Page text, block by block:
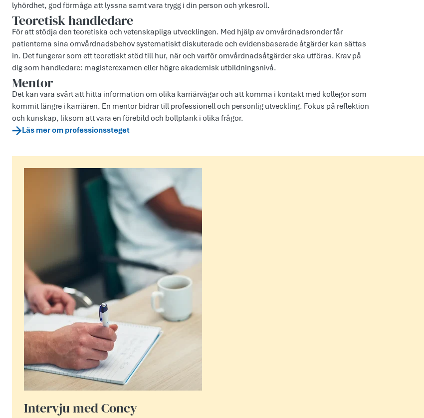
lyhördhet, god förmåga att lyssna samt vara trygg i din person och yrkesroll.
Teoretisk handledare
För att stödja den teoretiska och vetenskapliga utvecklingen. Med hjälp av omvårdnadsronder får
patienterna sina omvårdnadsbehov systematiskt diskuterade och evidensbaserade åtgärder kan sättas
in. Det fungerar som ett teoretiskt stöd till hur, när och varför omvårdnadsåtgärder ska utföras. Krav på
dig som handledare: magisterexamen eller högre akademisk utbildningsnivå.
Mentor
Det kan vara svårt att hitta information om olika karriärvägar och att komma i kontakt med kollegor som
kommit längre i karriären. En mentor bidrar till professionell och personlig utveckling. Fokus på reﬂektion
och kunskap, liksom att vara en förebild och bollplank i olika frågor.
Läs mer om professionssteget
Intervju med Concy